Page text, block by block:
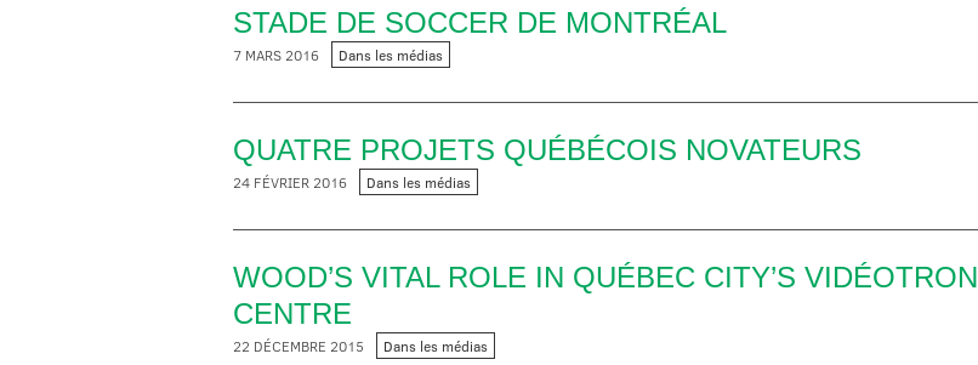
STADE DE SOCCER DE MONTRÉAL
7 MARS 2016 Dans les médias
QUATRE PROJETS QUÉBÉCOIS NOVATEURS
24 FÉVRIER 2016 Dans les médias
WOOD’S VITAL ROLE IN QUÉBEC CITY’S VIDÉOTRON
CENTRE
22 DÉCEMBRE 2015 Dans les médias